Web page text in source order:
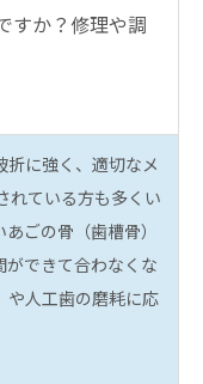
すか？修理や調
に強く、適切なメ
れている方も多くい
ごの骨（歯槽骨）
できて合わなくな
や人工歯の磨耗に応